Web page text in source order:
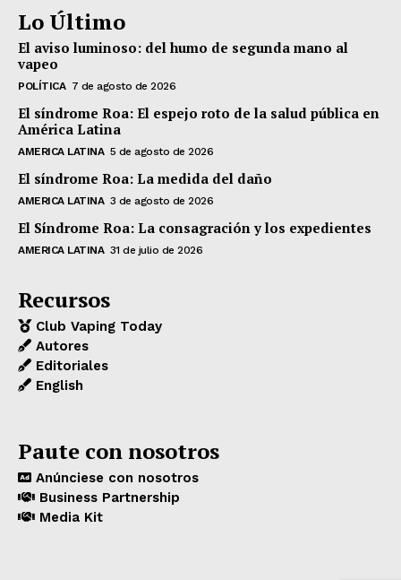
Lo Último
El aviso luminoso: del humo de segunda mano al
vapeo
POLÍTICA 7 de agosto de 2026
El síndrome Roa: El espejo roto de la salud pública en
América Latina
AMERICA LATINA 5 de agosto de 2026
El síndrome Roa: La medida del daño
AMERICA LATINA 3 de agosto de 2026
El Síndrome Roa: La consagración y los expedientes
AMERICA LATINA 31 de julio de 2026
Recursos
Club Vaping Today
Autores
Editoriales
English
Paute con nosotros
Anúnciese con nosotros
Business Partnership
Media Kit